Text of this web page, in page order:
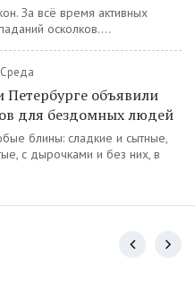
За всё время активных
осколков....
Петербурге объявили
для бездомных людей
блины: сладкие и сытные,
с дырочками и без них, в